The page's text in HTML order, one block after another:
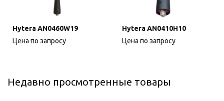
Hytera AN0460W19
Цена по запросу
Hytera AN0410H10
Цена по запросу
Недавно просмотренные товары